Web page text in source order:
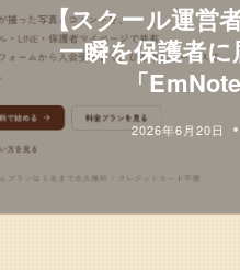
【スクール運営
一瞬を保護者
「
2026年6月20日